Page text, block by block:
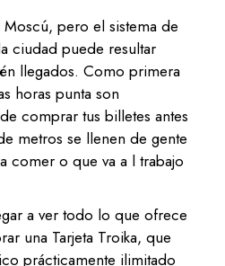
pero el sistema de
ciudad puede resultar
llegados. Como primera
horas punta son
comprar tus billetes antes
metros se llenen de gente
comer o que va a l trabajo
a ver todo lo que ofrece
una Tarjeta Troika, que
prácticamente ilimitado